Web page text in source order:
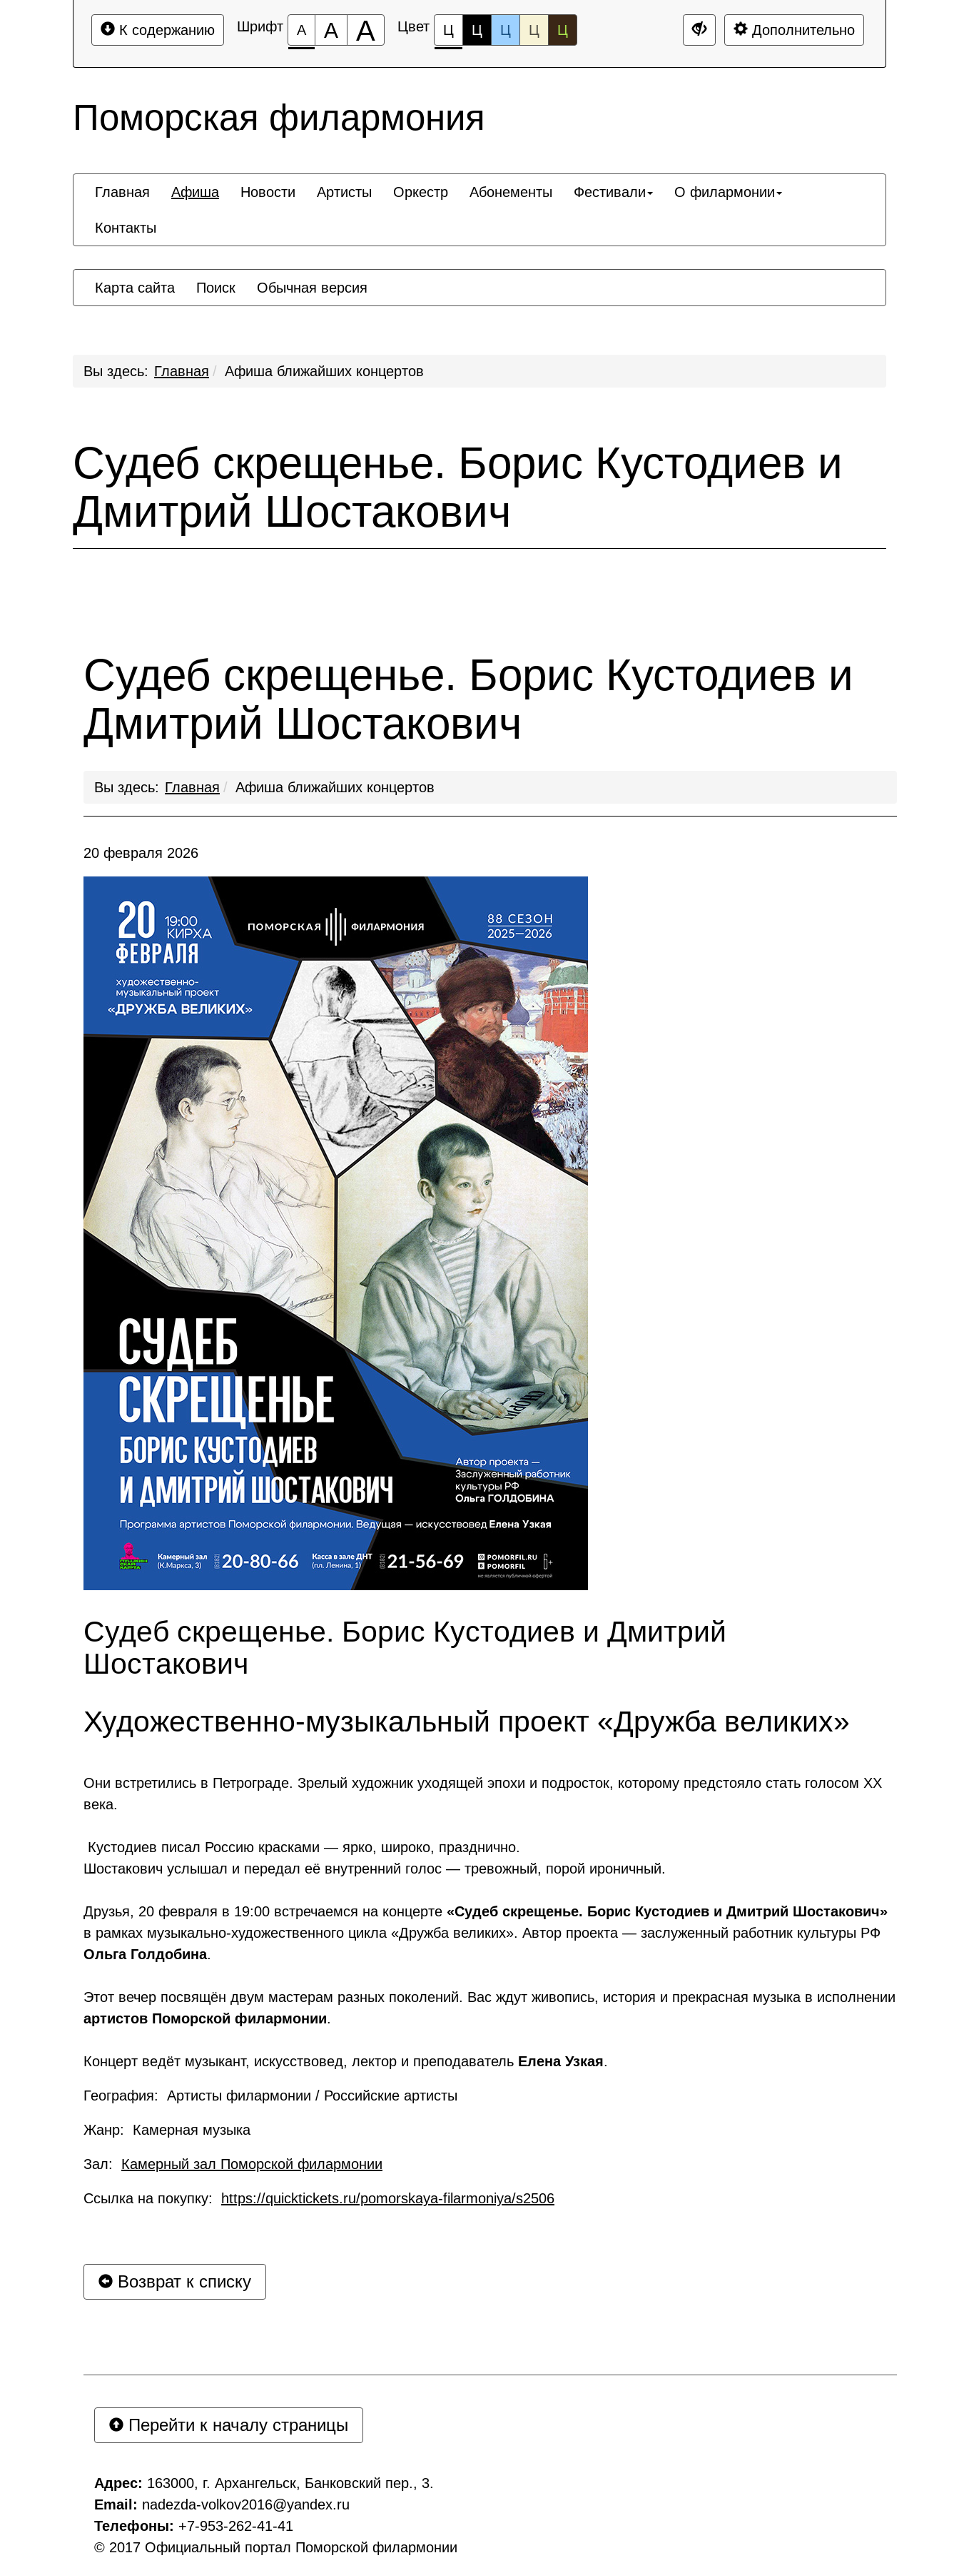
К содержанию Шрифт А А А Цвет Ц Ц Ц Ц Ц Дополнительно
Поморская филармония
Главная Афиша Новости Артисты Оркестр Абонементы Фестивали О филармонии
Контакты
Карта сайта Поиск Обычная версия
Вы здесь: Главная Афиша ближайших концертов
Судеб скрещенье. Борис Кустодиев и
Дмитрий Шостакович
Судеб скрещенье. Борис Кустодиев и
Дмитрий Шостакович
Вы здесь: Главная Афиша ближайших концертов
20 февраля 2026
Судеб скрещенье. Борис Кустодиев и Дмитрий
Шостакович
Художественно-музыкальный проект «Дружба великих»
Они встретились в Петрограде. Зрелый художник уходящей эпохи и подросток, которому предстояло стать голосом XX
века.
Кустодиев писал Россию красками — ярко, широко, празднично.
Шостакович услышал и передал её внутренний голос — тревожный, порой ироничный.
Друзья, 20 февраля в 19:00 встречаемся на концерте «Судеб скрещенье. Борис Кустодиев и Дмитрий Шостакович»
в рамках музыкально-художественного цикла «Дружба великих». Автор проекта — заслуженный работник культуры РФ
Ольга Голдобина.
Этот вечер посвящён двум мастерам разных поколений. Вас ждут живопись, история и прекрасная музыка в исполнении
артистов Поморской филармонии.
Концерт ведёт музыкант, искусствовед, лектор и преподаватель Елена Узкая.
География: Артисты филармонии / Российские артисты
Жанр: Камерная музыка
Зал: Камерный зал Поморской филармонии
Ссылка на покупку: https://quicktickets.ru/pomorskaya-filarmoniya/s2506
Возврат к списку
Перейти к началу страницы
Адрес: 163000, г. Архангельск, Банковский пер., 3.
Email: nadezda-volkov2016@yandex.ru
Телефоны: +7-953-262-41-41
© 2017 Официальный портал Поморской филармонии